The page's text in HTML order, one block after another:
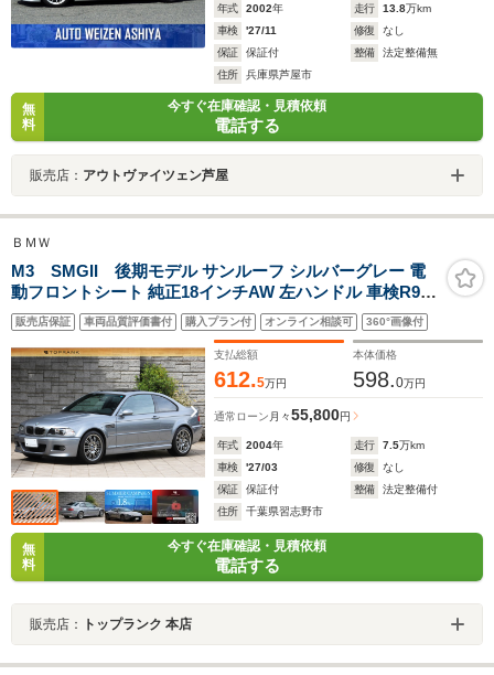
年式 2002年 走行 13.8万km
車検
'27/11 修復
なし
保証
保証付 整備
法定整備無
住所
兵庫県芦屋市
無
料
今すぐ在庫確認・見積依頼
電話する
販売店： アウトヴァイツェン芦屋
ＢＭＷ
M3 SMGII 後期モデル サンルーフ シルバーグレー 電
動フロントシート 純正18インチAW 左ハンドル 車検R9年
3月 ワンオーナー
販売店保証 車両品質評価書付 購入プラン付 オンライン相談可 360°画像付
支払総額
612.5万円
本体価格
598.0万円
通常ローン 月々55,800円
年式 2004年 走行 7.5万km
車検
'27/03 修復
なし
保証
保証付 整備
法定整備付
住所
千葉県習志野市
無
料
今すぐ在庫確認・見積依頼
電話する
販売店： トップランク 本店